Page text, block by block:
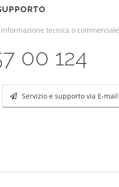
tecnica o commerciale
00 124
Servizio e supporto via E-mail